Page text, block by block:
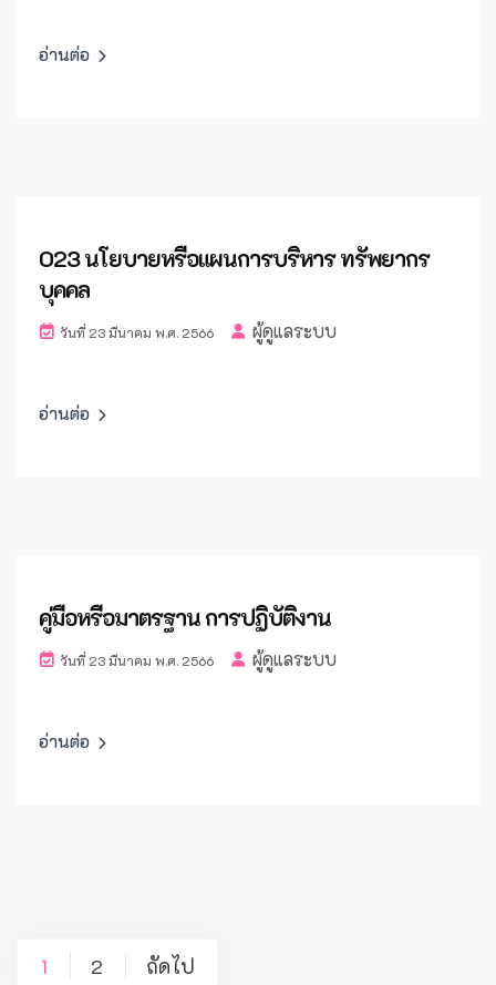
อ่านต่อ
O23 นโยบายหรือแผนการบริหาร ทรัพยากร
บุคคล
วันที่ 23 มีนาคม พ.ศ. 2566 ผู้ดูแลระบบ
อ่านต่อ
คู่มือหรือมาตรฐาน การปฏิบัติงาน
วันที่ 23 มีนาคม พ.ศ. 2566 ผู้ดูแลระบบ
อ่านต่อ
แนะแนว
1 2 ถัดไป